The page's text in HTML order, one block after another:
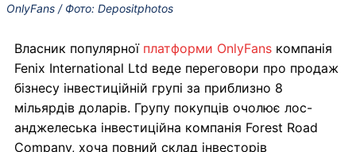
OnlyFans / Фото: Depositphotos
Власник популярної платформи OnlyFans компанія
Fenix International Ltd веде переговори про продаж
бізнесу інвестиційній групі за приблизно 8
мільярдів доларів. Групу покупців очолює лос-
анджелеська інвестиційна компанія Forest Road
Company, хоча повний склад інвесторів